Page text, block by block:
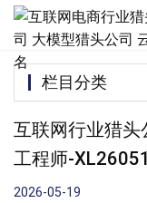
互联网行业猎头
工程师-
2026-05-19
栏目分类